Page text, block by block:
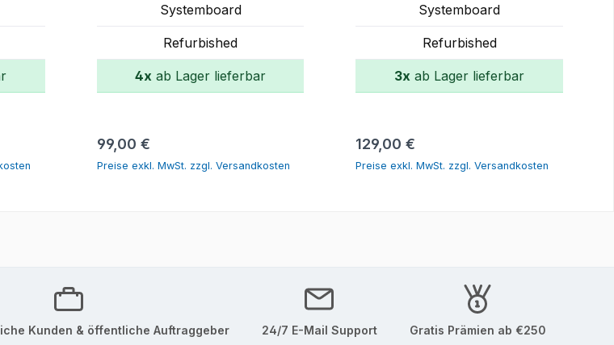
Systemboard
Refurbished
4x ab Lager lieferbar
Regulärer Preis:
99,00 €
Preise exkl. MwSt. zzgl. Versandkosten
Systemboard
Refurbished
3x ab Lager lieferbar
Regulärer Preis:
129,00 €
Preise exkl. MwSt. zzgl. Versandkosten
In den Warenkorb
Kunden & öffentliche Auftraggeber 24/7 E-Mail Support Gratis Prämien ab €250